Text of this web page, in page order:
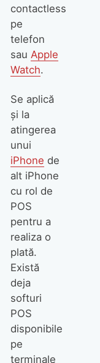
contactless
pe
telefon
sau Apple
Watch.
Se aplică
şi la
atingerea
unui
iPhone de
alt iPhone
cu rol de
POS
pentru a
realiza o
plată.
Există
deja
softuri
POS
disponibile
pe
terminale